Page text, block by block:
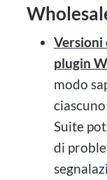
Versioni
plugin
modo
Suite
di